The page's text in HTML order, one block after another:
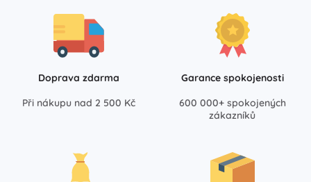
Doprava zdarma
Při nákupu nad 2 500 Kč
Garance spokojenosti
600 000+ spokojených
zákazníků